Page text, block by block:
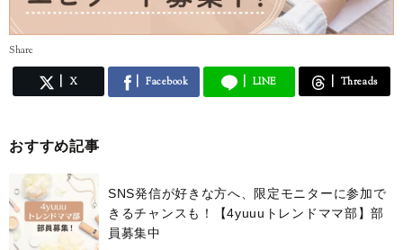
Share
X Facebook LINE Threads
おすすめ記事
SNS発信が好きな方へ、限定モニターに参加で
きるチャンスも！【4yuuuトレンドママ部】部
員募集中